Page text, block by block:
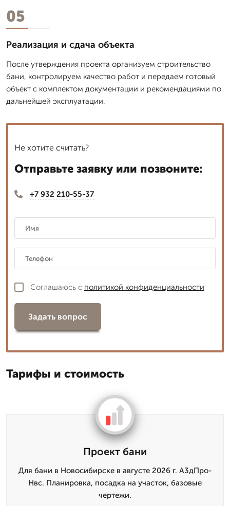
05
Реализация и сдача объекта
После утверждения проекта организуем строительство
бани, контролируем качество работ и передаем готовый
объект с комплектом документации и рекомендациями по
дальнейшей эксплуатации.
Не хотите считать?
Отправьте заявку или позвоните:
+7 932 210-55-37
Соглашаюсь с политикой конфиденциальности
Задать вопрос
Тарифы и стоимость
Проект бани
Для бани в Новосибирске в августе 2026 г. А3дПро-
Нвс. Планировка, посадка на участок, базовые
чертежи.